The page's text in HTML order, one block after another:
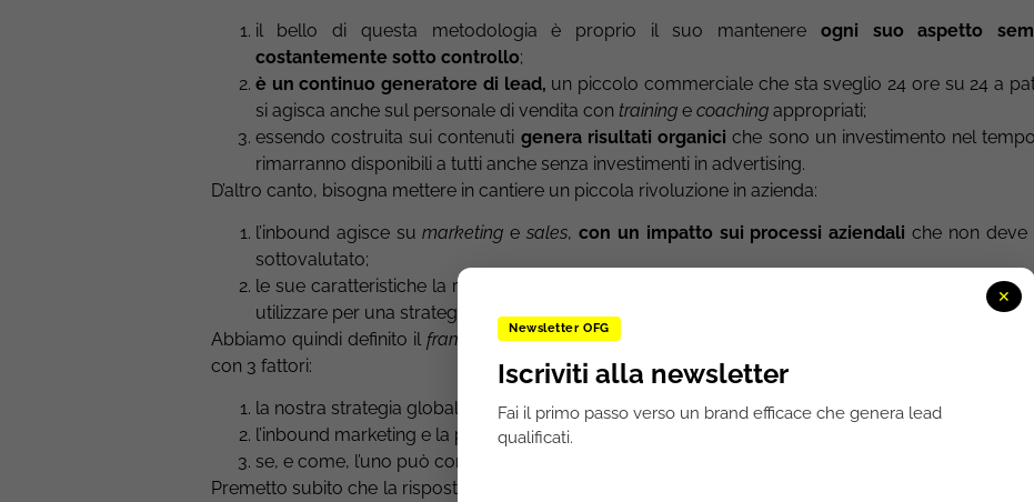
il bello di questa metodologia è proprio il suo mantenere ogni suo aspetto
costantemente sotto controllo;
è un continuo generatore di lead, un piccolo commerciale che sta sveglio 24 ore su 24 a
si agisca anche sul personale di vendita con traininge coachingappropriati;
essendo costruita sui contenuti genera risultati organici che sono un investimento nel
rimarranno disponibili a tutti anche senza investimenti in advertising.
D’altro canto, bisogna mettere in cantiere un piccola rivoluzione in azienda:
l’inbound agisce sumarketing esales, con un impatto sui processi aziendaliche non deve
sottovalutato;
le sue caratteristiche la rendono una metodologia che
genera risultati sul medio periodo,
utilizzare per una strategia da toccata e fuga.
Abbiamo quindi definito il frameworkentro cui muoverci e la domanda che ci poniamo oggi ha a
con 3 fattori:
la nostra strategia globale di marketing;
l’inbound marketing e la produzione di contenuti;
se, e come, l’uno può confluire nell’altra.
Premetto subito che la risposta è abbastanza facile: l’inbound, anche se ha un impatto importante in
✕
Newsletter OFG
Iscriviti alla newsletter
Fai il primo passo verso un brand efficace che genera lead
qualificati.